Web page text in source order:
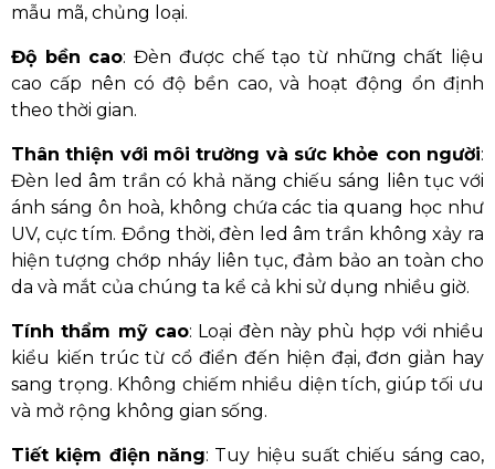
mẫu mã, chủng loại.
Độ bền cao: Đèn được chế tạo từ những chất liệu
cao cấp nên có độ bền cao, và hoạt động ổn định
theo thời gian.
Thân thiện với môi trường và sức khỏe con người:
Đèn led âm trần có khả năng chiếu sáng liên tục với
ánh sáng ôn hoà, không chứa các tia quang học như
UV, cực tím. Đồng thời, đèn led âm trần không xảy ra
hiện tượng chớp nháy liên tục, đảm bảo an toàn cho
da và mắt của chúng ta kể cả khi sử dụng nhiều giờ.
Tính thẩm mỹ cao: Loại đèn này phù hợp với nhiều
kiểu kiến trúc từ cổ điển đến hiện đại, đơn giản hay
sang trọng. Không chiếm nhiều diện tích, giúp tối ưu
và mở rộng không gian sống.
Tiết kiệm điện năng: Tuy hiệu suất chiếu sáng cao,